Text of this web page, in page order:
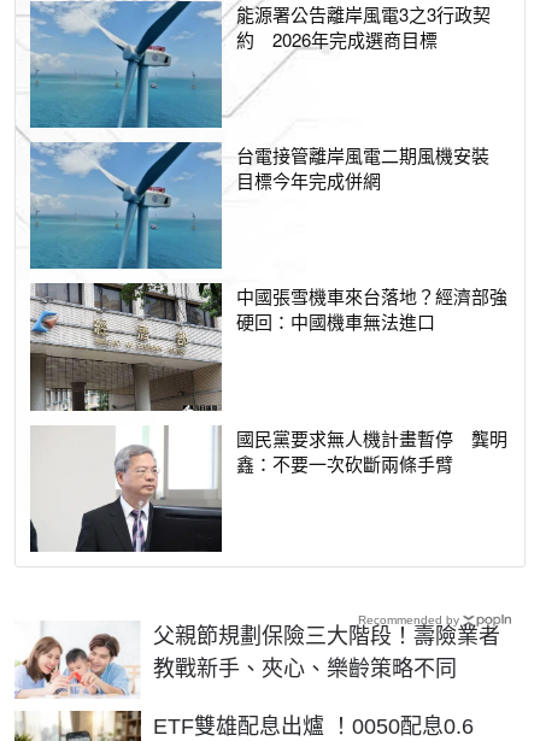
能源署公告離岸風電3之3行政契
約 2026年完成選商目標
台電接管離岸風電二期風機安裝
目標今年完成併網
中國張雪機車來台落地？經濟部強
硬回：中國機車無法進口
國民黨要求無人機計畫暫停 龔明
鑫：不要一次砍斷兩條手臂
父親節規劃保險三大階段！壽險業者
教戰新手、夾心、樂齡策略不同
ETF雙雄配息出爐 ！0050配息0.6
Recommended by